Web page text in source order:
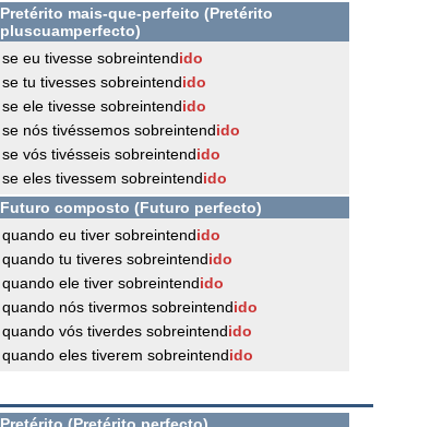
Pretérito mais-que-perfeito (Pretérito
pluscuamperfecto)
se eu tivesse sobreintendido
se tu tivesses sobreintendido
se ele tivesse sobreintendido
se nós tivéssemos sobreintendido
se vós tivésseis sobreintendido
se eles tivessem sobreintendido
Futuro composto (Futuro perfecto)
quando eu tiver sobreintendido
quando tu tiveres sobreintendido
quando ele tiver sobreintendido
quando nós tivermos sobreintendido
quando vós tiverdes sobreintendido
quando eles tiverem sobreintendido